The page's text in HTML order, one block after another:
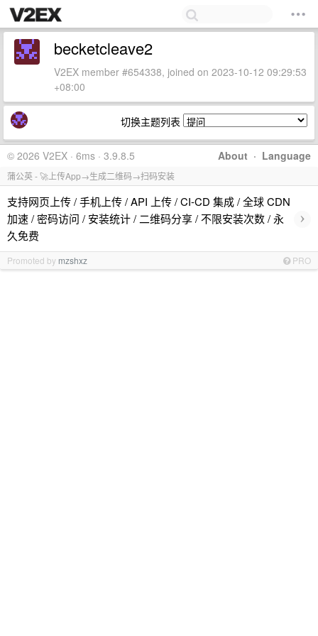
becketcleave2
V2EX member #654338, joined on 2023-10-12 09:29:53
+08:00
切换主题列表
About · Language
© 2026 V2EX · 6ms · 3.9.8.5
蒲公英 - 🚀上传App→生成二维码→扫码安装
支持网页上传 / 手机上传 / API 上传 / CI-CD 集成 / 全球 CDN
加速 / 密码访问 / 安装统计 / 二维码分享 / 不限安装次数 / 永
久免费
›
Promoted by mzshxz PRO